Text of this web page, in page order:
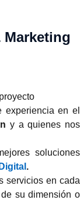
Marketing
experiencia en el
y a quienes nos
soluciones
.
servicios en cada
su dimensión o